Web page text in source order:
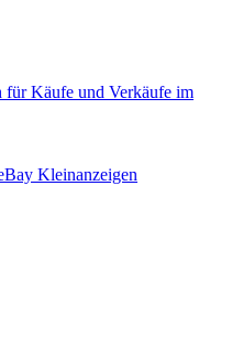
Käufe und Verkäufe im
Kleinanzeigen